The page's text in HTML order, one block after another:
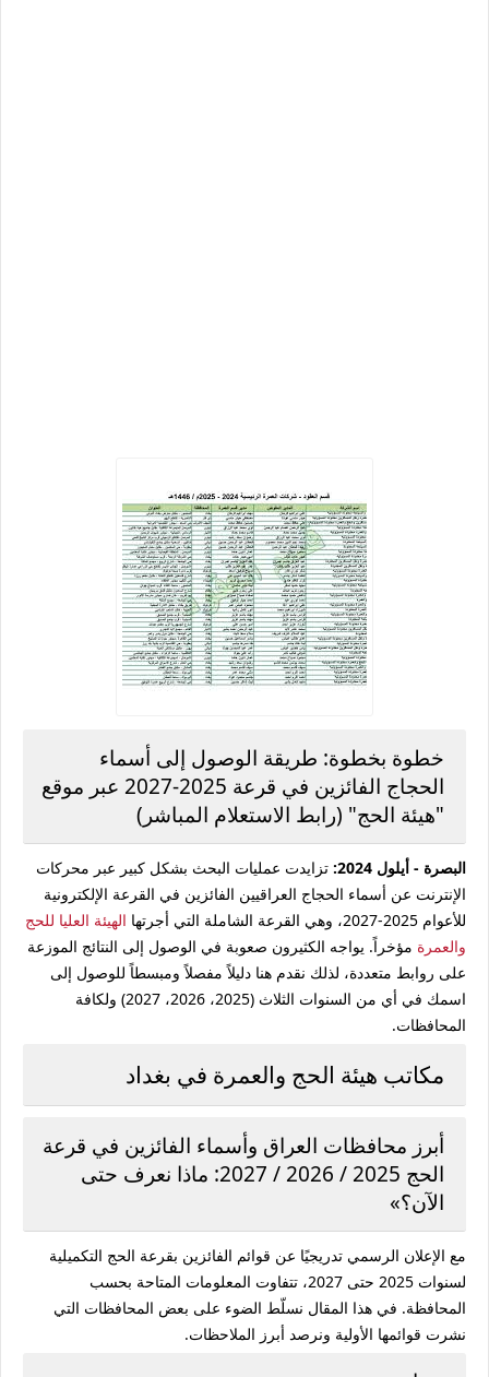
خطوة بخطوة: طريقة الوصول إلى أسماء
الحجاج الفائزين في قرعة 2025-2027 عبر موقع
"هيئة الحج" (رابط الاستعلام المباشر)
البصرة - أيلول 2024:
تزايدت عمليات البحث بشكل كبير عبر محركات
الإنترنت عن أسماء الحجاج العراقيين الفائزين في القرعة الإلكترونية
للأعوام 2025-2027، وهي القرعة الشاملة التي أجرتها
الهيئة العليا للحج
والعمرة مؤخراً. يواجه الكثيرون صعوبة في الوصول إلى النتائج الموزعة
على روابط متعددة، لذلك نقدم هنا دليلاً مفصلاً ومبسطاً للوصول إلى
اسمك في أي من السنوات الثلاث (2025، 2026، 2027) ولكافة
المحافظات.
مكاتب هيئة الحج والعمرة في بغداد
أبرز محافظات العراق وأسماء الفائزين في قرعة
الحج 2025 / 2026 / 2027: ماذا نعرف حتى
الآن؟»
مع الإعلان الرسمي تدريجيًا عن قوائم الفائزين بقرعة الحج التكميلية
لسنوات 2025 حتى 2027، تتفاوت المعلومات المتاحة بحسب
المحافظة. في هذا المقال نسلّط الضوء على بعض المحافظات التي
نشرت قوائمها الأولية ونرصد أبرز الملاحظات.